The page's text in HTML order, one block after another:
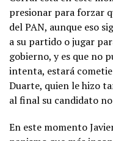
presionar para forzar
del PAN, aunque eso
a su partido o jugar
gobierno, y es que no
intenta, estará
Duarte, quien le hizo
al final su candidato
En este momento